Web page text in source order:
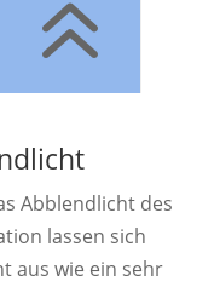
6
Abblendlicht des
las­sen sich
aus wie ein sehr